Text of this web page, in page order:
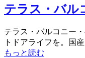
テラス・バル
テラス・バルコニー
トドアライフを。国
もっと読む